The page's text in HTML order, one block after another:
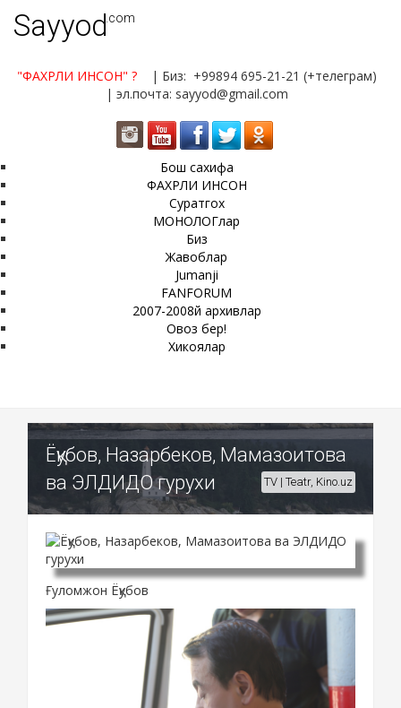
Sayyod.com
"ФАХРЛИ ИНСОН" ?
| Биз: +99894 695-21-21 (+телеграм)
| эл.почта: sayyod@gmail.com
Бош сахифа
ФАХРЛИ ИНСОН
Суратгох
МОНОЛОГлар
Биз
Жавоблар
Jumanji
FANFORUM
2007-2008й архивлар
Овоз бер!
Хикоялар
Ёқубов, Назарбеков, Мамазоитова
ва ЭЛДИДО гурухи
TV | Teatr, Kino.uz
Ғуломжон Ёқубов